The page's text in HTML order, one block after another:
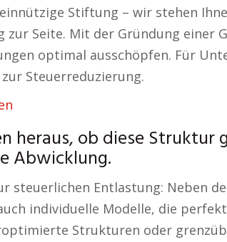
Stiftung – wir stehen
zur Seite. Mit der Gründung einer
optimal ausschöpfen. Für
Steuerreduzierung.
heraus, ob diese Struktur
Abwicklung.
steuerlichen Entlastung: Neben
individuelle Modelle, die
Strukturen oder